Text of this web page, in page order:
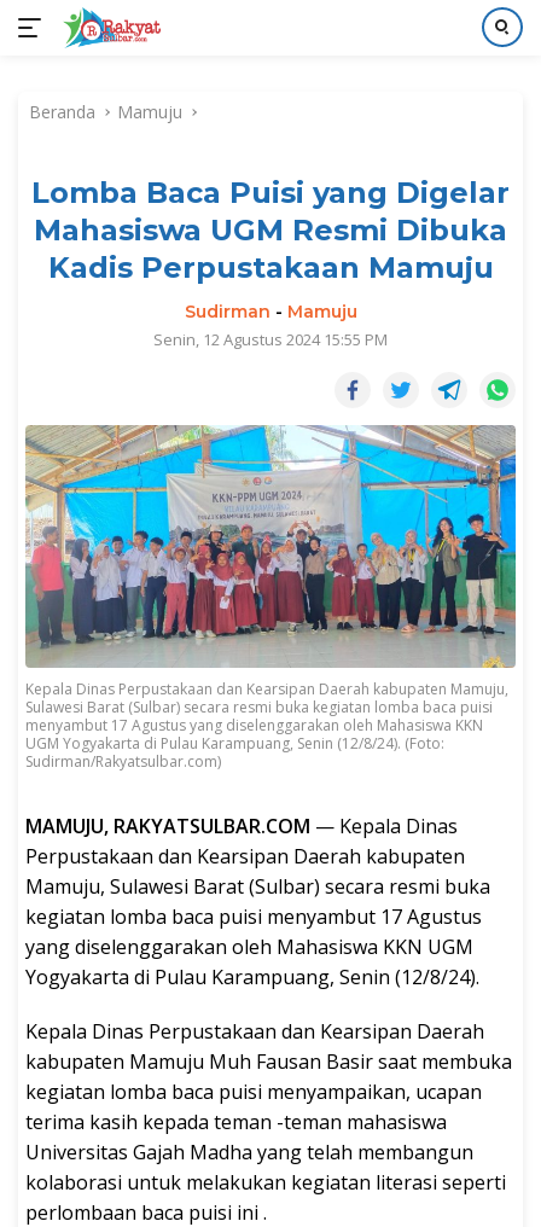
kontenBeranda Mamuju
Lomba Baca Puisi yang Digelar
Mahasiswa UGM Resmi Dibuka
Kadis Perpustakaan Mamuju
Sudirman - Mamuju
Senin, 12 Agustus 2024 15:55 PM
Kepala Dinas Perpustakaan dan Kearsipan Daerah kabupaten Mamuju,
Sulawesi Barat (Sulbar) secara resmi buka kegiatan lomba baca puisi
menyambut 17 Agustus yang diselenggarakan oleh Mahasiswa KKN
UGM Yogyakarta di Pulau Karampuang, Senin (12/8/24). (Foto:
Sudirman/Rakyatsulbar.com)
MAMUJU, RAKYATSULBAR.COM — Kepala Dinas
Perpustakaan dan Kearsipan Daerah kabupaten
Mamuju, Sulawesi Barat (Sulbar) secara resmi buka
kegiatan lomba baca puisi menyambut 17 Agustus
yang diselenggarakan oleh Mahasiswa KKN UGM
Yogyakarta di Pulau Karampuang, Senin (12/8/24).
Kepala Dinas Perpustakaan dan Kearsipan Daerah
kabupaten Mamuju Muh Fausan Basir saat membuka
kegiatan lomba baca puisi menyampaikan, ucapan
terima kasih kepada teman -teman mahasiswa
Universitas Gajah Madha yang telah membangun
kolaborasi untuk melakukan kegiatan literasi seperti
perlombaan baca puisi ini .